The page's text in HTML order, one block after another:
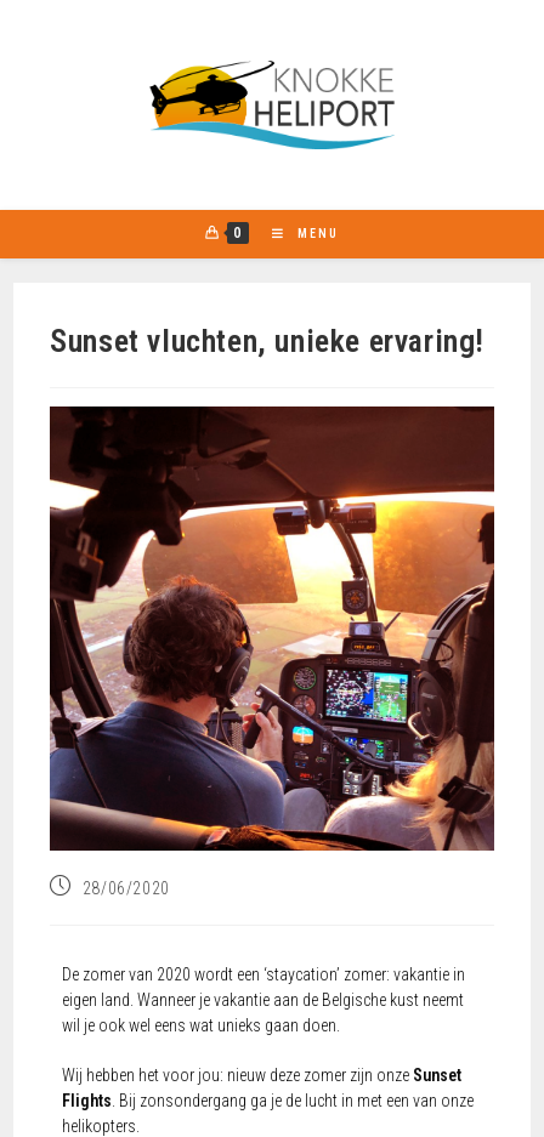
0 MENU
Sunset vluchten, unieke ervaring!
28/06/2020
De zomer van 2020 wordt een ‘staycation’ zomer: vakantie in
eigen land. Wanneer je vakantie aan de Belgische kust neemt
wil je ook wel eens wat unieks gaan doen.
Wij hebben het voor jou: nieuw deze zomer zijn onze Sunset
Flights . Bij zonsondergang ga je de lucht in met een van onze
helikopters.